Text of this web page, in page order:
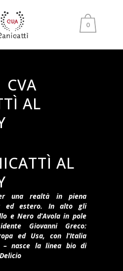
0
CVA
AL
AL
una realtà in piena
ed estero. In alto gli
e Nero d’Avola in pole
Giovanni Greco:
ed Usa, con l’Italia
– nasce la linea bio di